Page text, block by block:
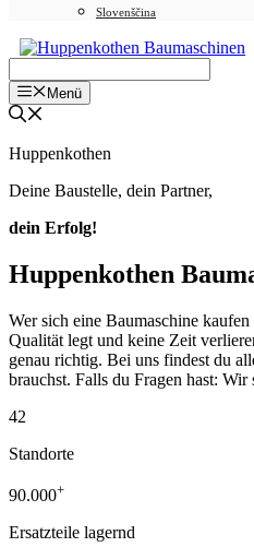
Slovenščina
Menü
Huppenkothen
Deine Baustelle, dein Partner,
dein Erfolg!
Huppenkothen
Wer sich eine Baumaschine
Qualität legt und keine Zeit
genau richtig. Bei uns findest du
brauchst. Falls du Fragen hast: Wir
42
Standorte
90.000+
Ersatzteile lagernd